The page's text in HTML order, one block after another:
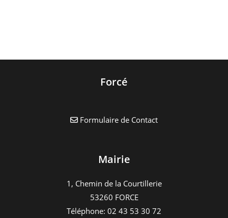
Forcé
Formulaire de Contact
Mairie
1, Chemin de la Courtillerie
53260 FORCE
Téléphone: 02 43 53 30 72